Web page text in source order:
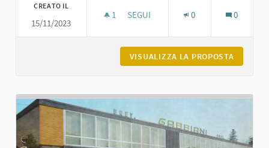
CREATO IL
15/11/2023
1 1 SOSTENITORI
SEGUI 0 0
VISUALIZZA LA PROPOSTA